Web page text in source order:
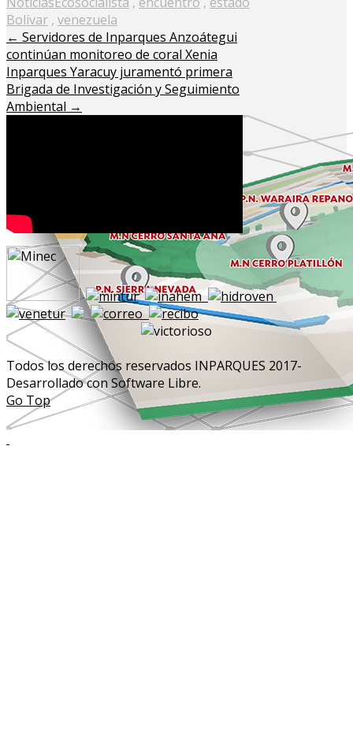
Bolívar , venezuela
← Servidores de Inparques Anzoátegui
continúan monitoreo de coral Xenia
Inparques Yaracuy juramentó primera
Brigada de Investigación y Seguimiento
Ambiental →
Todos los derechos reservados INPARQUES 2017-
Desarrollado con Software Libre.
Go Top